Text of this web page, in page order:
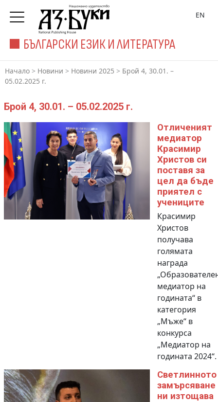
БЪЛГАРСКИ ЕЗИК И ЛИТЕРАТУРА
EN
Начало > Новини > Новини 2025 > Брой 4, 30.01. –
05.02.2025 г.
Брой 4, 30.01. – 05.02.2025 г.
Отличеният
медиатор
Красимир
Христов си
поставя за
цел да бъде
приятел с
учениците
Красимир
Христов
получава
голямата
награда
медиатор на
годината“ в
категория
„Мъже“ в
конкурса
„Медиатор на
годината 2024“.
Светлинното
замърсяване
ни изтощава